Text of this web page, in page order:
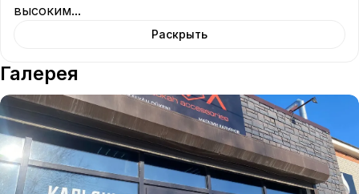
высоким...
Раскрыть
Галерея